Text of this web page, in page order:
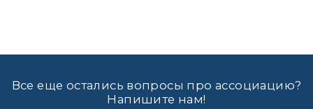
Все еще остались вопросы про ассоциацию?
Напишите нам!